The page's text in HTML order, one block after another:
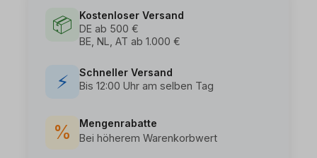
📦
Kostenloser Versand
DE ab 500 €
BE, NL, AT ab 1.000 €
⚡
Schneller Versand
Bis 12:00 Uhr am selben Tag
%
Mengenrabatte
Bei höherem Warenkorbwert